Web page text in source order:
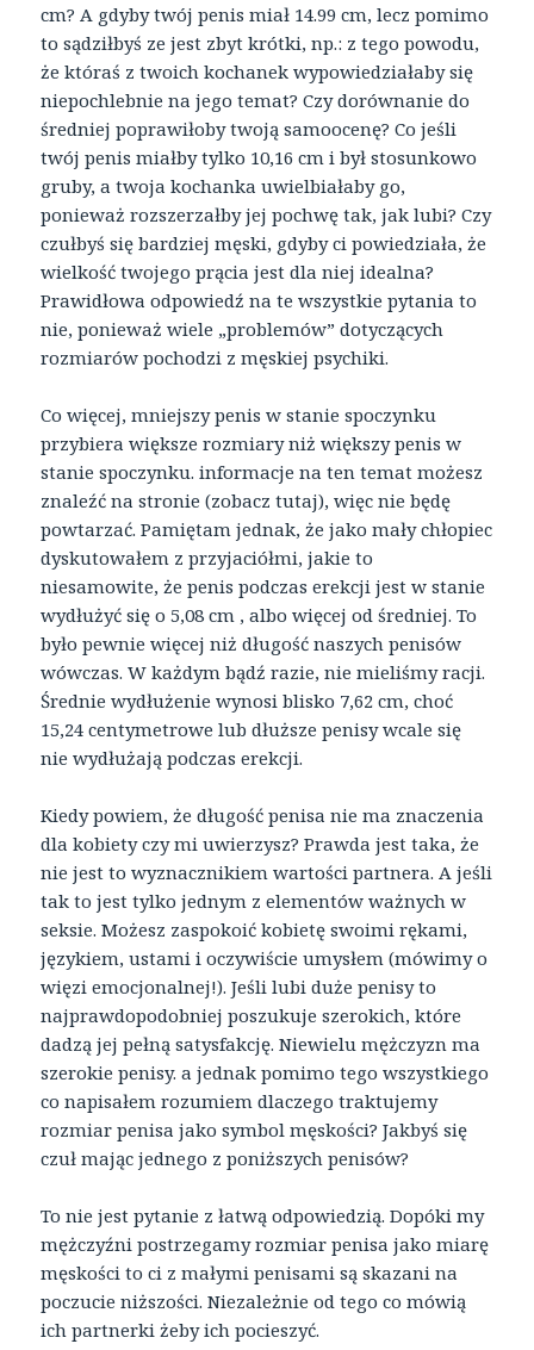
cm? A gdyby twój penis miał 14.99 cm, lecz pomimo
to sądziłbyś ze jest zbyt krótki, np.: z tego powodu,
że któraś z twoich kochanek wypowiedziałaby się
niepochlebnie na jego temat? Czy dorównanie do
średniej poprawiłoby twoją samoocenę? Co jeśli
twój penis miałby tylko 10,16 cm i był stosunkowo
gruby, a twoja kochanka uwielbiałaby go,
ponieważ rozszerzałby jej pochwę tak, jak lubi? Czy
czułbyś się bardziej męski, gdyby ci powiedziała, że
wielkość twojego prącia jest dla niej idealna?
Prawidłowa odpowiedź na te wszystkie pytania to
nie, ponieważ wiele „problemów” dotyczących
rozmiarów pochodzi z męskiej psychiki.
Co więcej, mniejszy penis w stanie spoczynku
przybiera większe rozmiary niż większy penis w
stanie spoczynku. informacje na ten temat możesz
znaleźć na stronie (zobacz tutaj), więc nie będę
powtarzać. Pamiętam jednak, że jako mały chłopiec
dyskutowałem z przyjaciółmi, jakie to
niesamowite, że penis podczas erekcji jest w stanie
wydłużyć się o 5,08 cm , albo więcej od średniej. To
było pewnie więcej niż długość naszych penisów
wówczas. W każdym bądź razie, nie mieliśmy racji.
Średnie wydłużenie wynosi blisko 7,62 cm, choć
15,24 centymetrowe lub dłuższe penisy wcale się
nie wydłużają podczas erekcji.
Kiedy powiem, że długość penisa nie ma znaczenia
dla kobiety czy mi uwierzysz? Prawda jest taka, że
nie jest to wyznacznikiem wartości partnera. A jeśli
tak to jest tylko jednym z elementów ważnych w
seksie. Możesz zaspokoić kobietę swoimi rękami,
językiem, ustami i oczywiście umysłem (mówimy o
więzi emocjonalnej!). Jeśli lubi duże penisy to
najprawdopodobniej poszukuje szerokich, które
dadzą jej pełną satysfakcję. Niewielu mężczyzn ma
szerokie penisy. a jednak pomimo tego wszystkiego
co napisałem rozumiem dlaczego traktujemy
rozmiar penisa jako symbol męskości? Jakbyś się
czuł mając jednego z poniższych penisów?
To nie jest pytanie z łatwą odpowiedzią. Dopóki my
mężczyźni postrzegamy rozmiar penisa jako miarę
męskości to ci z małymi penisami są skazani na
poczucie niższości. Niezależnie od tego co mówią
ich partnerki żeby ich pocieszyć.